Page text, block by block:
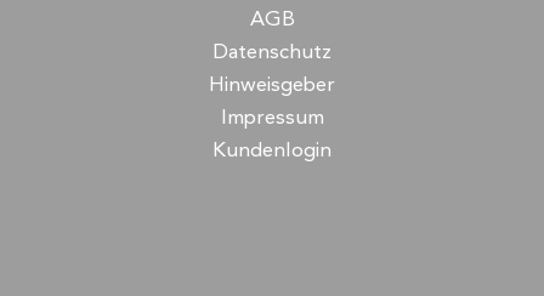
AGB
Datenschutz
Hinweisgeber
Impressum
Kundenlogin